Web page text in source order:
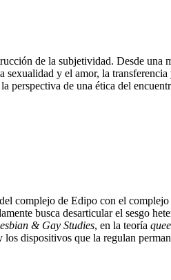
de la subjetividad. Desde una
sexualidad y el amor, la
perspectiva de una ética del
complejo de Edipo con el complejo
busca desarticular el sesgo
& Gay Studies, en la teoría
dispositivos que la regulan